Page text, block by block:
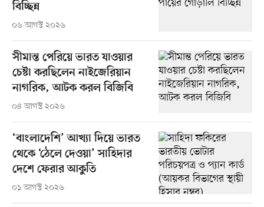
বিচ্ছিন্ন
০৬ আগস্ট ২০২৬
সীমান্ত পেরিয়ে ভারত যাওয়ার
চেষ্টা করছিলেন নাইজেরিয়ান
নাগরিক, আটক করল বিজিবি
০৪ আগস্ট ২০২৬
‘বাংলাদেশি’ আখ্যা দিয়ে ভারত
থেকে ‘ঠেলে দেওয়া’ সাহিদার
দেশে ফেরার আকুতি
০১ আগস্ট ২০২৬